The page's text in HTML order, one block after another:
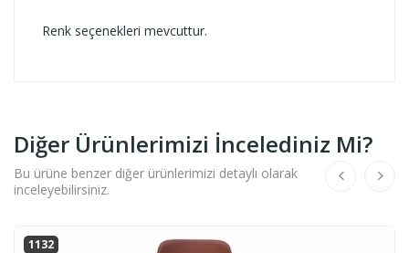
Renk seçenekleri mevcuttur.
Diğer Ürünlerimizi İncelediniz Mi?
Bu ürüne benzer diğer ürünlerimizi detaylı olarak
inceleyebilirsiniz.
1132